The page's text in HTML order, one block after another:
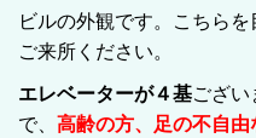
ビルの外観です。こちらを
ご来所ください。
エレベーターが４基ござい
で、 高齢の方、足の不自由